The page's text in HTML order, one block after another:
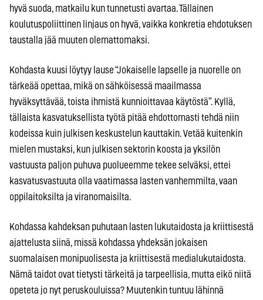
hyvä suoda, matkailu kun tunnetusti avartaa. Tällainen
koulutuspoliittinen linjaus on hyvä, vaikka konkretia ehdotuksen
taustalla jää muuten olemattomaksi.
Kohdasta kuusi löytyy lause “Jokaiselle lapselle ja nuorelle on
tärkeää opettaa, mikä on sähköisessä maailmassa
hyväksyttävää, toista ihmistä kunnioittavaa käytöstä”. Kyllä,
tällaista kasvatuksellista työtä pitää ehdottomasti tehdä niin
kodeissa kuin julkisen keskustelun kauttakin. Vetää kuitenkin
mielen mustaksi, kun julkisen sektorin koosta ja yksilön
vastuusta paljon puhuva puolueemme tekee selväksi, ettei
kasvatusvastuuta olla vaatimassa lasten vanhemmilta, vaan
oppilaitoksilta ja viranomaisilta.
Kohdassa kahdeksan puhutaan lasten lukutaidosta ja kriittisestä
ajattelusta siinä, missä kohdassa yhdeksän jokaisen
suomalaisen monipuolisesta ja kriittisestä medialukutaidosta.
Nämä taidot ovat tietysti tärkeitä ja tarpeellisia, mutta eikö niitä
opeteta jo nyt peruskouluissa? Muutenkin tuntuu lähinnä